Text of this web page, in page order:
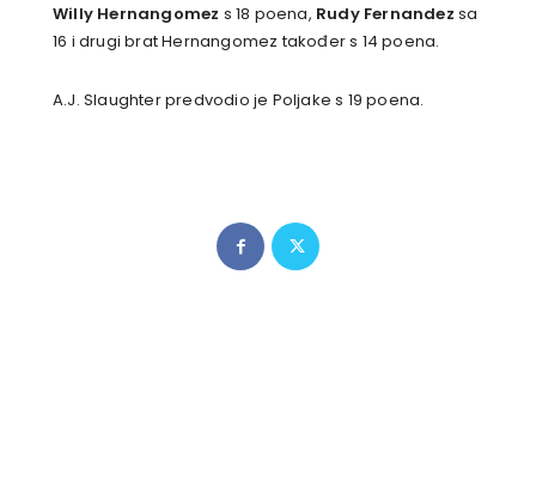
Willy Hernangomez s 18 poena, Rudy Fernandez sa
16 i drugi brat Hernangomez također s 14 poena.
A.J. Slaughter predvodio je Poljake s 19 poena.